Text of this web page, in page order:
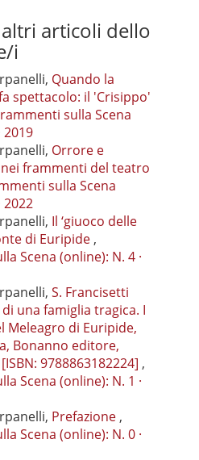
articoli dello
i
Quando la
spettacolo: il 'Crisippo'
sulla Scena
2019
Orrore e
frammenti del teatro
sulla Scena
2022
Il ‘giuoco delle
di Euripide,
Scena (online): N. 4 ·
S. Francisetti
una famiglia tragica. I
Meleagro di Euripide,
Bonanno editore,
9788863182224] ,
Scena (online): N. 1 ·
Prefazione,
Scena (online): N. 0 ·